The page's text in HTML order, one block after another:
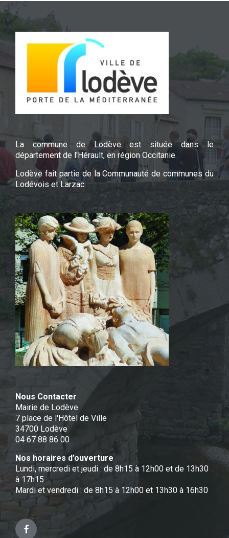
La commune de Lodève est située dans le
département de l'Hérault, en région Occitanie.
Lodève fait partie de la Communauté de communes du
Lodévois et Larzac.
Nous Contacter
Mairie de Lodève
7 place de l'Hôtel de Ville
34700 Lodève
04 67 88 86 00
Nos horaires d’ouverture
Lundi, mercredi et jeudi : de 8h15 à 12h00 et de 13h30
à 17h15
Mardi et vendredi : de 8h15 à 12h00 et 13h30 à 16h30
Facebook